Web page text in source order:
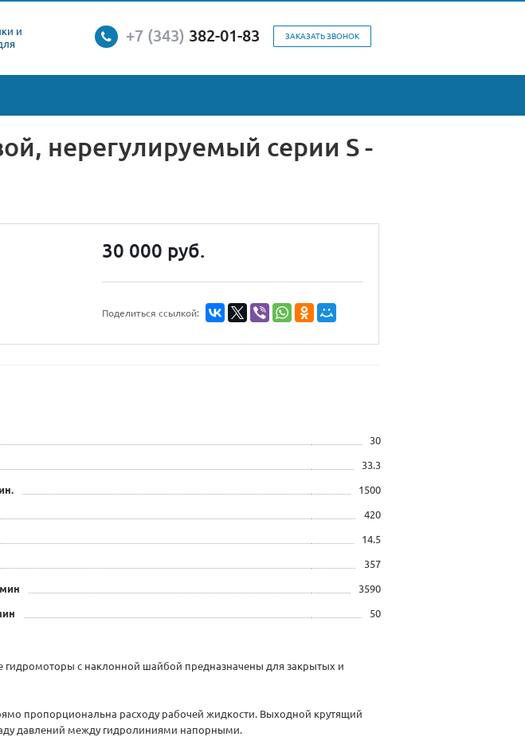
и
ЗАКАЗАТЬ ЗВОНОК
+7 (343) 382-01-83
нерегулируемый cерии S -
30 000 руб.
Поделиться ссылкой:
30
33.3
1500
420
14.5
357
3590
50
с наклонной шайбой предназначены для закрытых и
пропорциональна расходу рабочей жидкости. Выходной крутящий
давлений между гидролиниями напорными.